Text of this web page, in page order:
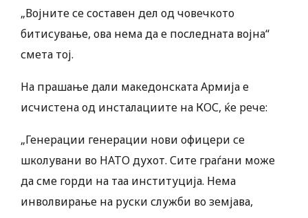
„Војните се составен дел од човечкото
битисување, ова нема да е последната војна“
смета тој.
На прашање дали македонската Армија е
исчистена од инсталациите на КОС, ќе рече:
„Генерации генерации нови офицери се
школувани во НАТО духот. Сите граѓани може
да сме горди на таа институција. Нема
инволвирање на руски служби во земјава,